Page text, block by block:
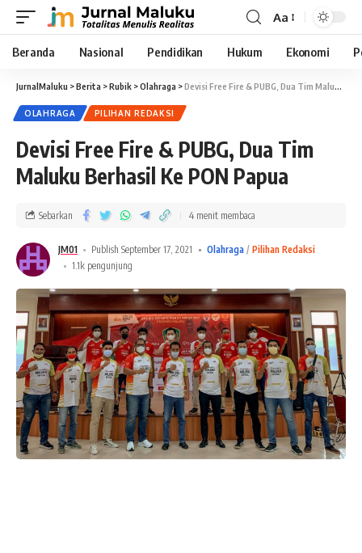
Aa
Beranda Nasional Pendidikan Hukum Ekonomi
JurnalMaluku >Berita >Rubik >Olahraga >Devisi Free Fire & PUBG, Dua Tim Maluku Berhasil Ke PON Papua
OLAHRAGA PILIHAN REDAKSI
Devisi Free Fire & PUBG, Dua Tim
Maluku Berhasil Ke PON Papua
JM01 Publish September 17, 2021 Olahraga
Pilihan Redaksi
1.1k pengunjung
Sebarkan 4 menit membaca